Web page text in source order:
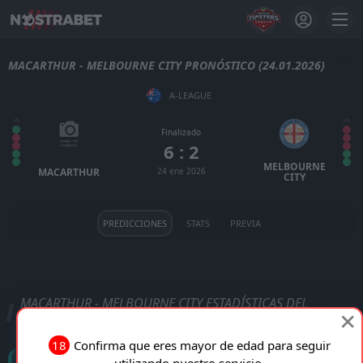
MACARTHUR - MELBOURNE CITY PRONÓSTICO (24.01.2026)
A-LEAGUE
MACARTHUR
Finalizado
6 : 2
24 ene 2026 MELBOURNE
CITY
PREDICCIONES STATS PREVIA
MACARTHUR - MELBOURNE CITY ESTADÍSTICAS DEL
18 Confirma que eres mayor de edad para seguir